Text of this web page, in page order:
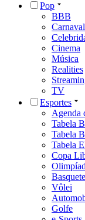
Pop
BBB
Carnaval
Cinema
Música
Realities
TV
Esportes
Agenda
Tabela
Tabela
Tabela
Copa
Basquete
Vôlei
Golfe